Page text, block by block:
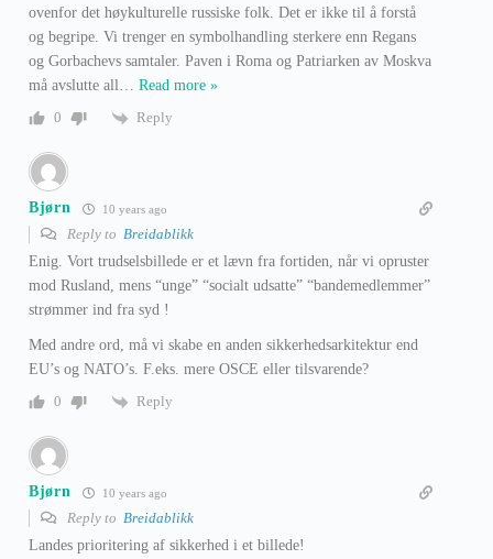
ovenfor det høykulturelle russiske folk. Det er ikke til å forstå
og begripe. Vi trenger en symbolhandling sterkere enn Regans
og Gorbachevs samtaler. Paven i Roma og Patriarken av Moskva
må avslutte all
Read more »
0
Reply
Bjørn 10 years ago
Reply to Breidablikk
Enig. Vort trudselsbillede er et lævn fra fortiden, når vi opruster
mod Rusland, mens “unge” “socialt udsatte” “bandemedlemmer”
strømmer ind fra syd !
Med andre ord, må vi skabe en anden sikkerhedsarkitektur end
EU’s og NATO’s. F.eks. mere OSCE eller tilsvarende?
0
Reply
Bjørn 10 years ago
Reply to Breidablikk
Landes prioritering af sikkerhed i et billede!